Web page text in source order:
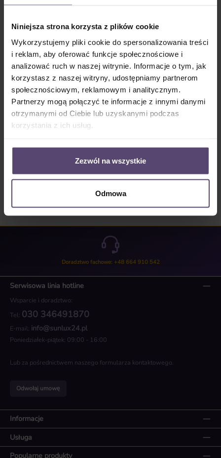
Niniejsza strona korzysta z plików cookie
Wykorzystujemy pliki cookie do spersonalizowania treści
i reklam, aby oferować funkcje społecznościowe i
analizować ruch w naszej witrynie. Informacje o tym, jak
korzystasz z naszej witryny, udostępniamy partnerom
społecznościowym, reklamowym i analitycznym.
Partnerzy mogą połączyć te informacje z innymi danymi
otrzymanymi od Ciebie lub uzyskanymi podczas
korzystania z ich usług.
Zezwól na wszystkie
Odmowa
Dostępny, czas dostawy: 2-5 Tage
Ilość produktu: Wprowadź żądaną ilość lub użyj przycisków, aby zwiększyć lub
Do koszyka
Numer produktu:MU_PC_3420_PGE
Opis
• Informacje o tkaninie 3420: • 3% Odbicie • 95%
Absorpcja • 2% Przezroczystość • półprzezroczysty
Opinie/Recenzje
Doradztwo fachowe: +48 664 910 542
Serwisowa linia hotline
Wsparcie i doradztwo:
Tel: 030 346491870
E-mail: info@sunlux24.pl
Poniedziałek-piątek: 09:00 - 16:00
Lub za pośrednictwem naszego formularza kontaktowego.
Odwołaj umowę
Informacje
Usługa
Popularne produkty